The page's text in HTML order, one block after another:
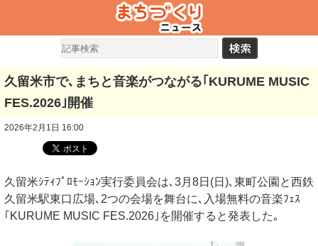
久留米市で､まちと音楽がつながる｢KURUME MUSIC
FES.2026｣開催
2026年2月1日 16:00
久留米ｼﾃｨﾌﾟﾛﾓｰｼｮﾝ実行委員会は､3月8日(日)､東町公園と西鉄
久留米駅東口広場､2つの会場を舞台に､入場無料の音楽ﾌｪｽ
｢KURUME MUSIC FES.2026｣を開催すると発表した｡